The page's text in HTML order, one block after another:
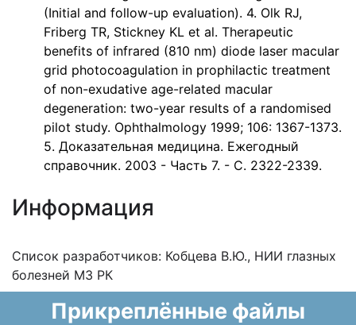
(Initial and follow-up evaluation). 4. Olk RJ,
Friberg TR, Stickney KL et al. Therapeutic
benefits of infrared (810 nm) diode laser macular
grid photocoagulation in prophilactic treatment
of non-exudative age-related macular
degeneration: two-year results of a randomised
pilot study. Ophthalmology 1999; 106: 1367-1373.
5. Доказательная медицина. Ежегодный
справочник. 2003 - Часть 7. - С. 2322-2339.
Информация
Список разработчиков: Кобцева В.Ю., НИИ глазных
болезней МЗ РК
Прикреплённые файлы